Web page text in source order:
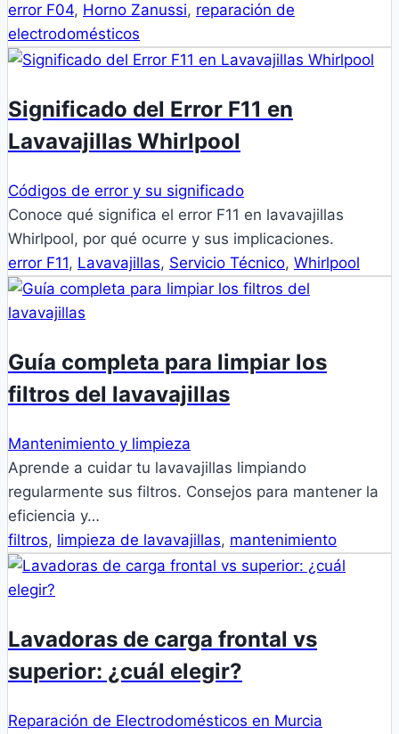
error F04, Horno Zanussi, reparación de
electrodomésticos
Significado del Error F11 en
Lavavajillas Whirlpool
Códigos de error y su significado
Conoce qué significa el error F11 en lavavajillas
Whirlpool, por qué ocurre y sus implicaciones.
error F11, Lavavajillas, Servicio Técnico, Whirlpool
Guía completa para limpiar los
filtros del lavavajillas
Mantenimiento y limpieza
Aprende a cuidar tu lavavajillas limpiando
regularmente sus filtros. Consejos para mantener la
eficiencia y…
filtros, limpieza de lavavajillas, mantenimiento
Lavadoras de carga frontal vs
superior: ¿cuál elegir?
Reparación de Electrodomésticos en Murcia